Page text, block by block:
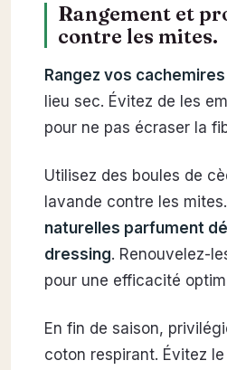
Rangement et
contre les mites.
Rangez vos
lieu sec. Évitez de les
pour ne pas écraser la
Utilisez des boules de
lavande contre les
naturelles parfument
dressing. Renouvelez-
pour une efficacité
En fin de saison,
coton respirant. Évitez